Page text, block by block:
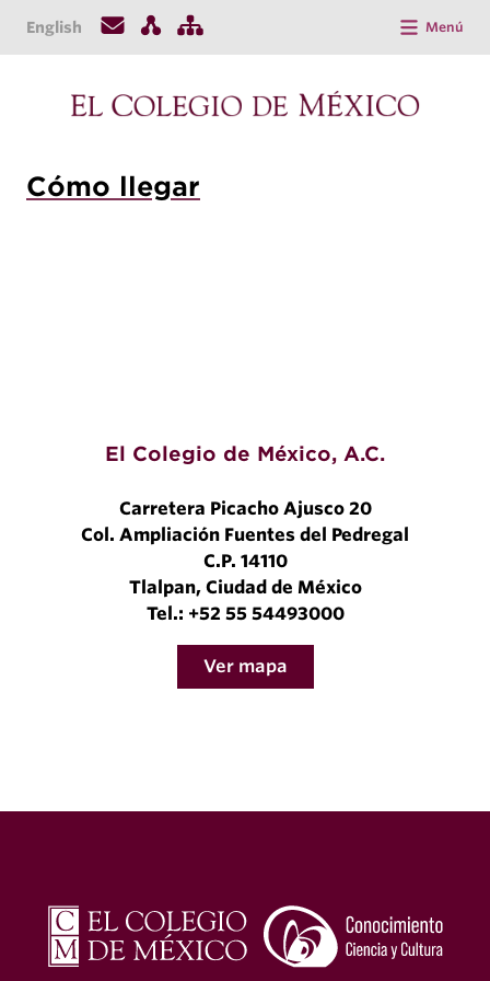
English Menú
Cómo llegar
El Colegio de México, A.C.
Carretera Picacho Ajusco 20
Col. Ampliación Fuentes del Pedregal
C.P. 14110
Tlalpan, Ciudad de México
Tel.: +52 55 54493000
Ver mapa